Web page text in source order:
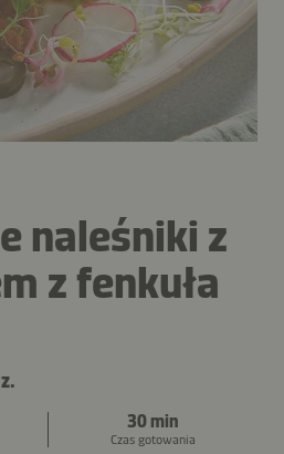
naleśniki z
z fenkuła
30 min
Czas gotowania